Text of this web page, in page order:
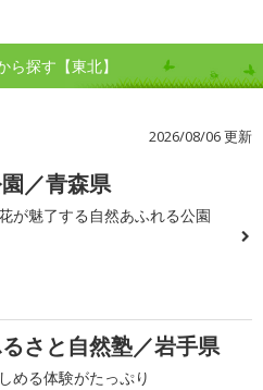
探す【東北】
2026/08/06 更新
／青森県
が魅了する自然あふれる公園
さと自然塾／岩手県
める体験がたっぷり